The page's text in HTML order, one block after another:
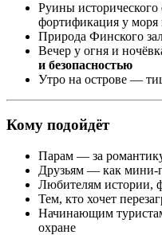
Руины
фортификация у моря
Природа Финского
Вечер у огня и
и безопасностью
Утро на острове —
Кому подойдёт
Парам — за
Друзьям — как мини-
Любителям истории,
Тем, кто хочет
Начинающим
охране